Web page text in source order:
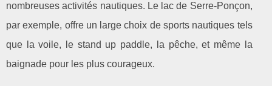
nombreuses activités nautiques. Le lac de Serre-Ponçon,
par exemple, offre un large choix de sports nautiques tels
que la voile, le stand up paddle, la pêche, et même la
baignade pour les plus courageux.